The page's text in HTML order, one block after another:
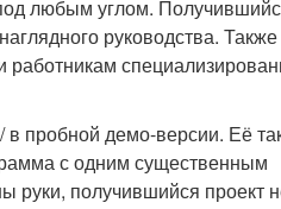
любым углом.
руководства. Также
работникам
в пробной демо-версии. Её
с одним существенным
руки, получившийся проект